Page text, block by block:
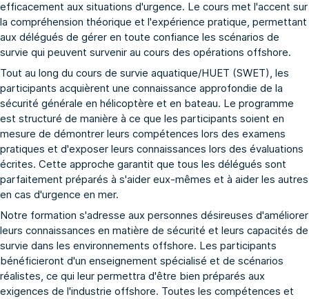
efficacement aux situations d'urgence. Le cours met l'accent sur
la compréhension théorique et l'expérience pratique, permettant
aux délégués de gérer en toute confiance les scénarios de
survie qui peuvent survenir au cours des opérations offshore.
Tout au long du cours de survie aquatique/HUET (SWET), les
participants acquièrent une connaissance approfondie de la
sécurité générale en hélicoptère et en bateau. Le programme
est structuré de manière à ce que les participants soient en
mesure de démontrer leurs compétences lors des examens
pratiques et d'exposer leurs connaissances lors des évaluations
écrites. Cette approche garantit que tous les délégués sont
parfaitement préparés à s'aider eux-mêmes et à aider les autres
en cas d'urgence en mer.
Notre formation s'adresse aux personnes désireuses d'améliorer
leurs connaissances en matière de sécurité et leurs capacités de
survie dans les environnements offshore. Les participants
bénéficieront d'un enseignement spécialisé et de scénarios
réalistes, ce qui leur permettra d'être bien préparés aux
exigences de l'industrie offshore. Toutes les compétences et